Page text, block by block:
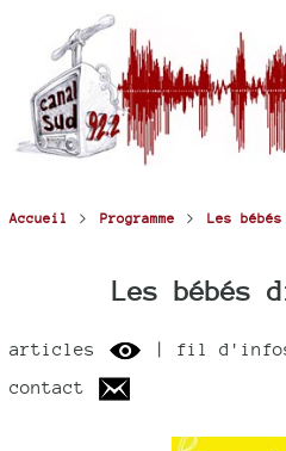
Accueil > Programme > Les
Les bébés
articles | fil
contact